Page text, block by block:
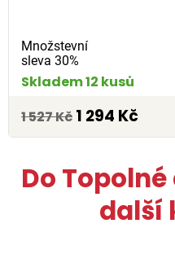
Množstevní
sleva 30%
Skladem 12 kusů
1 527 Kč 1 294 Kč
Do
další